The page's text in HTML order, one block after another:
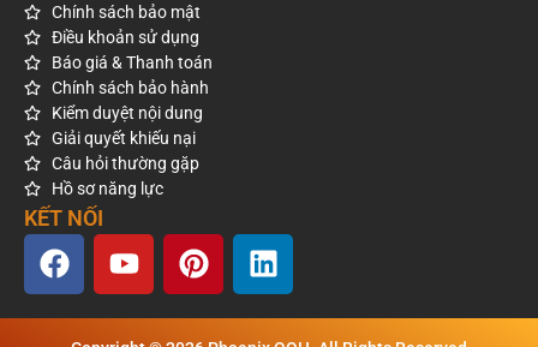
Chính sách bảo mật
Điều khoản sử dụng
Báo giá & Thanh toán
Chính sách bảo hành
Kiểm duyệt nội dung
Giải quyết khiếu nại
Câu hỏi thường gặp
Hồ sơ năng lực
KẾT NỐI